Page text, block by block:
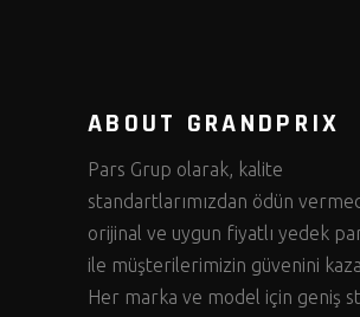
ABOUT GRANDPRIX
Pars Grup olarak, kalite
standartlarımızdan ödün
orijinal ve uygun fiyatlı yedek
ile müşterilerimizin güvenini
Her marka ve model için geniş